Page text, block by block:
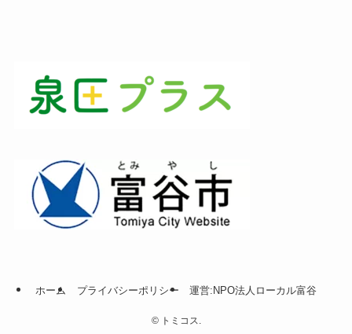
ホーム プライバシーポリシー 運営:NPO法人ローカル富谷
©トミコス.